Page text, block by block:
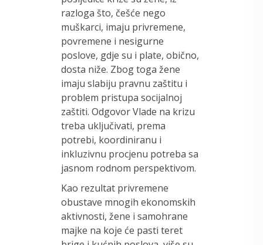
razloga što, češće nego
muškarci, imaju privremene,
povremene i nesigurne
poslove, gdje su i plate, obično,
dosta niže. Zbog toga žene
imaju slabiju pravnu zaštitu i
problem pristupa socijalnoj
zaštiti. Odgovor Vlade na krizu
treba uključivati, prema
potrebi, koordiniranu i
inkluzivnu procjenu potreba sa
jasnom rodnom perspektivom.
Kao rezultat privremene
obustave mnogih ekonomskih
aktivnosti, žene i samohrane
majke na koje će pasti teret